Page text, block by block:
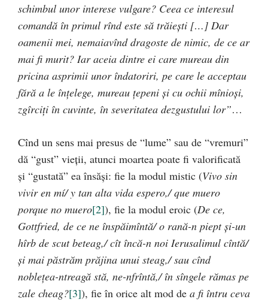
schimbul unor interese vulgare? Ceea ce interesul
comandă în primul rînd este să trăieşti […] Dar
oamenii mei, nemaiavînd dragoste de nimic, de ce ar
mai fi murit? Iar aceia dintre ei care mureau din
pricina asprimii unor îndatoriri, pe care le acceptau
fără a le înţelege, mureau ţepeni şi cu ochii mînioşi,
zgîrciţi în cuvinte, în severitatea dezgustului lor”…
Cînd un sens mai presus de “lume” sau de “vremuri”
dă “gust” vieţii, atunci moartea poate fi valorificată
şi “gustată” ea însăşi: fie la modul mistic (Vivo sin
vivir en mí/ y tan alta vida espero,/ que muero
porque no muero[2]), fie la modul eroic (De ce,
Gottfried, de ce ne înspăimîntă/ o rană-n piept şi-un
hîrb de scut beteag,/ cît încă-n noi Ierusalimul cîntă/
şi mai păstrăm prăjina unui steag,/ sau cînd
nobleţea-ntreagă stă, ne-nfrîntă,/ în sîngele rămas pe
zale cheag?[3]), fie în orice alt mod de a fi întru ceva